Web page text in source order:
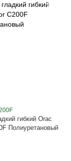
гибкий Orac
Полиуретановый